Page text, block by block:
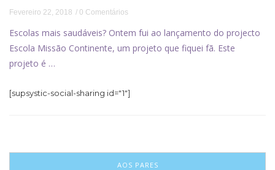
Fevereiro 22, 2018 0 Comentários
Escolas mais saudáveis? Ontem fui ao lançamento do projecto
Escola Missão Continente, um projeto que fiquei fã. Este
projeto é …
[supsystic-social-sharing id="1"]
AOS PARES